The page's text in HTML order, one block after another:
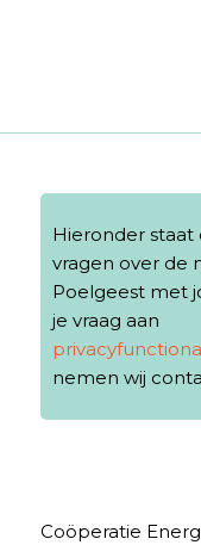
Hieronder staat
vragen over de
Poelgeest met
je vraag aan
nemen wij
Coöperatie